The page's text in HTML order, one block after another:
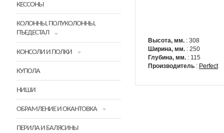
КЕССОНЫ
КОЛОННЫ, ПОЛУКОЛОННЫ,
ПЪЕДЕСТАЛ
КОНСОЛИ И ПОЛКИ
КУПОЛА
НИШИ
ОБРАМЛЕНИЕ И ОКАНТОВКА
ПЕРИЛА И БАЛЯСИНЫ
Высота, мм. : 308
Ширина, мм. : 250
Глубина, мм. : 115
Производитель : Perfect